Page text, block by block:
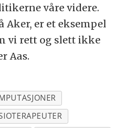
våre videre.
Aker, er et eksempel
vi rett og slett ikke
Aas.